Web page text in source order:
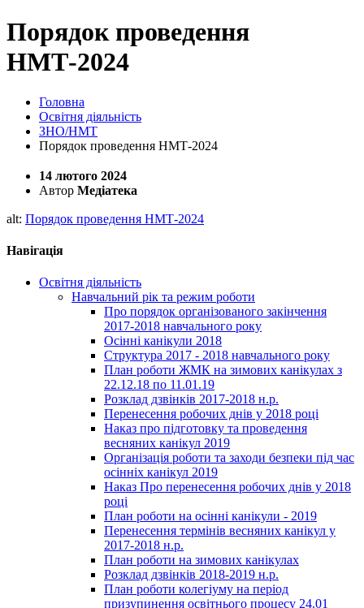
Порядок проведення
НМТ-2024
Головна
Освітня діяльність
ЗНО/НМТ
Порядок проведення НМТ-2024
14 лютого 2024
Автор Медіатека
alt: Порядок проведення НМТ-2024
Навігація
Освітня діяльність
Навчальний рік та режим роботи
Про порядок організованого закінчення
2017-2018 навчального року
Осінні канікули 2018
Структура 2017 - 2018 навчального року
План роботи ЖМК на зимових канікулах з
22.12.18 по 11.01.19
Розклад дзвінків 2017-2018 н.р.
Перенесення робочих днів у 2018 році
Наказ про підготовку та проведення
весняних канікул 2019
Організація роботи та заходи безпеки під час
осінніх канікул 2019
Наказ Про перенесення робочих днів у 2018
році
План роботи на осінні канікули - 2019
Перенесення термінів весняних канікул у
2017-2018 н.р.
План роботи на зимових канікулах
Розклад дзвінків 2018-2019 н.р.
План роботи колегіуму на період
призупинення освітнього процесу 24.01